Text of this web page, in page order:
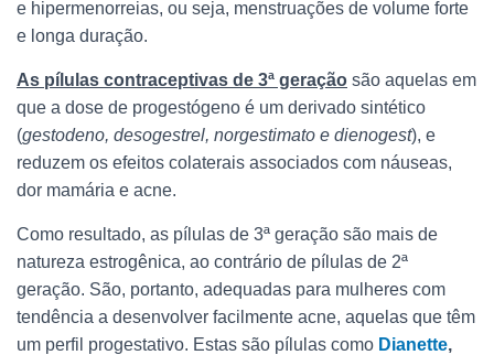
e hipermenorreias, ou seja, menstruações de volume forte
e longa duração.
As pílulas contraceptivas de 3ª geração são aquelas em
que a dose de progestógeno é um derivado sintético
(gestodeno, desogestrel, norgestimato e dienogest), e
reduzem os efeitos colaterais associados com náuseas,
dor mamária e acne.
Como resultado, as pílulas de 3ª geração são mais de
natureza estrogênica, ao contrário de pílulas de 2ª
geração. São, portanto, adequadas para mulheres com
tendência a desenvolver facilmente acne, aquelas que têm
um perfil progestativo. Estas são pílulas como Dianette,